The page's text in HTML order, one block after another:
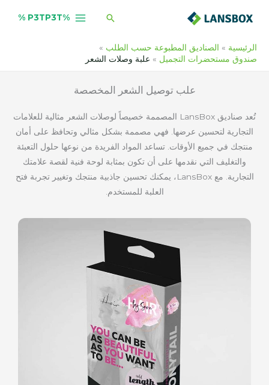
البحث %P3TP3T %
الرئيسية
الصناديق المطبوعة حسب الطلب
صندوق مستحضرات التجميل
علبة وصلات الشعر
علب توصيل الشعر المخصصة
تُعد صناديق LansBox المصممة خصيصاً لوصلات الشعر مثالية للعلامات
التجارية لتحسين عرضها. فهي مصممة بشكل مثالي وتحافظ على أمان
منتجك في جميع الأوقات. تساعد المواد الفريدة من نوعها حلول التعبئة
والتغليف التي نقدمها على أن تكون بمثابة لوحة فنية لقصة علامتك
التجارية. مع LansBox، يمكنك تحسين جاذبية منتجك وتغيير تجربة فتح
العلبة للمستخدم.